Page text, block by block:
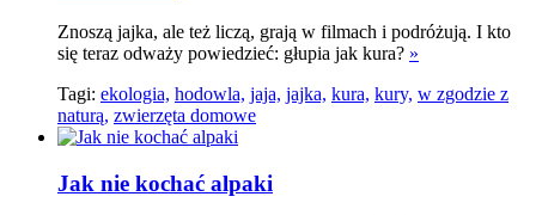
Znoszą jajka, ale też liczą, grają w filmach i podróżują. I kto
się teraz odważy powiedzieć: głupia jak kura? »
Tagi: ekologia, hodowla, jaja, jajka, kura, kury, w zgodzie z
naturą, zwierzęta domowe
Jak nie kochać alpaki